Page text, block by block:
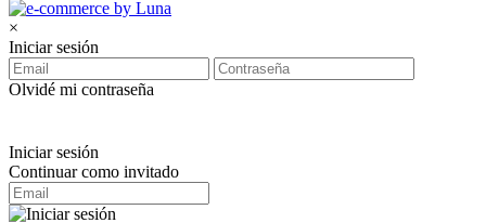
×
Iniciar sesión
Olvidé mi contraseña
Iniciar sesión
Continuar como invitado